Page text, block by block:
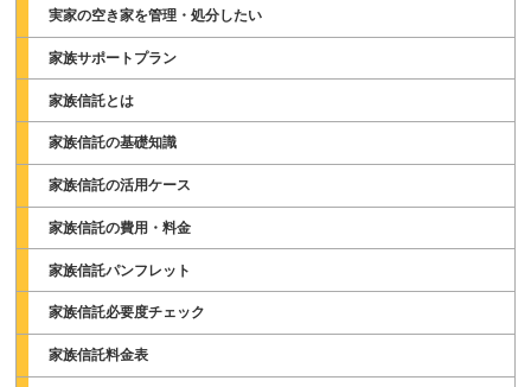
実家の空き家を管理・処分したい
家族サポートプラン
家族信託とは
家族信託の基礎知識
家族信託の活用ケース
家族信託の費用・料金
家族信託パンフレット
家族信託必要度チェック
家族信託料金表